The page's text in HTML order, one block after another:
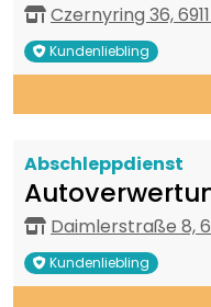
Czernyring 36,
Kundenliebling
Abschleppdienst
Daimlerstraße 8,
Kundenliebling